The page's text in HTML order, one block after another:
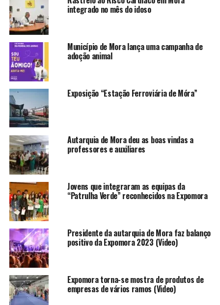
integrado no mês do idoso
Município de Mora lança uma campanha de
adoção animal
Exposição “Estação Ferroviária de Móra”
Autarquia de Mora deu as boas vindas a
professores e auxiliares
Jovens que integraram as equipas da
“Patrulha Verde” reconhecidos na Expomora
Presidente da autarquia de Mora faz balanço
positivo da Expomora 2023 (Video)
Expomora torna-se mostra de produtos de
empresas de vários ramos (Video)